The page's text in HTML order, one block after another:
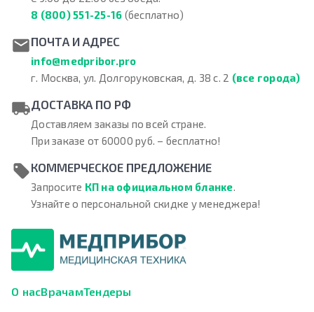
8 (800) 551-25-16 (бесплатно)
ПОЧТА И АДРЕС
info@medpribor.pro
г. Москва, ул. Долгоруковская, д. 38 с. 2 (все города)
ДОСТАВКА ПО РФ
Доставляем заказы по всей стране.
При заказе от 60000 руб. – бесплатно!
КОММЕРЧЕСКОЕ ПРЕДЛОЖЕНИЕ
Запросите КП на официальном бланке
Узнайте о персональной скидке у менеджера!
О насВрачамТендеры